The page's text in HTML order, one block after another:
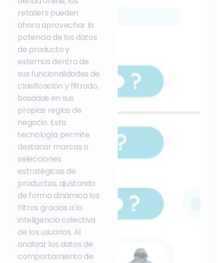
retailers pueden
ahora aprovechar la
potencia de los datos
de producto y
externos dentro de
sus funcionalidades de
clasificación y filtrado,
basadas en sus
propias reglas de
negocio. Esta
tecnología permite
destacar marcas o
selecciones
estratégicas de
productos, ajustando
de forma dinámica los
filtros gracias a la
inteligencia colectiva
de los usuarios. Al
analizar los datos de
comportamiento de